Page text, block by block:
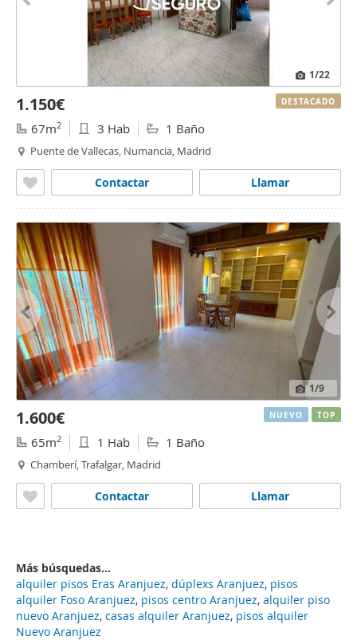
1/22
1.150€
67m2 3 Hab 1 Baño
Puente de Vallecas, Numancia, Madrid
Llamar
Contactar
DESTACADO
1/9
1.600€
65m2 1 Hab 1 Baño
Chamberí, Trafalgar, Madrid
Llamar
Contactar
NUEVO TOP
Más búsquedas...
alquiler pisos Eras Aranjuez, dúplexs Aranjuez, pisos
alquiler Foso Aranjuez, pisos centro Aranjuez, alquiler piso
nuevo Aranjuez, casas alquiler Aranjuez, pisos alquiler
Nuevo Aranjuez